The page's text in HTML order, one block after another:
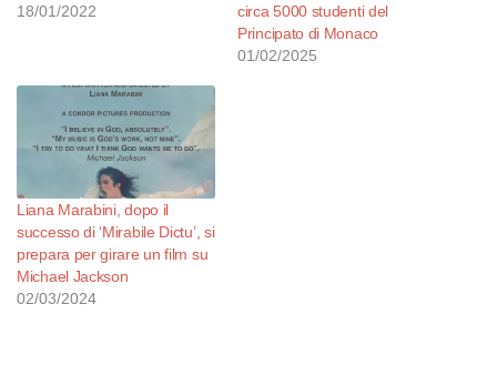
18/01/2022
circa 5000 studenti del
Principato di Monaco
01/02/2025
Liana Marabini, dopo il
successo di ‘Mirabile Dictu’, si
prepara per girare un film su
Michael Jackson
02/03/2024